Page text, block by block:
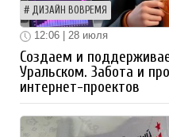
ДИЗАЙН ВОВРЕМЯ
12:06 | 28 июля
Создаем и
Уральском. Забота и
интернет-проектов